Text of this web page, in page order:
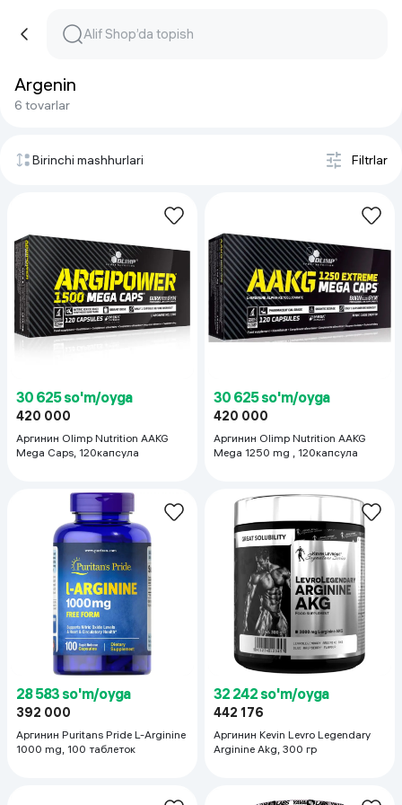
Argenin
6 tovarlar
Birinchi mashhurlari Filtrlar
30 625 so'm/oyga
420 000
Аргинин Olimp Nutrition AAKG
Mega Caps, 120капсула
30 625 so'm/oyga
420 000
Аргинин Olimp Nutrition AAKG
Mega 1250 mg , 120капсула
28 583 so'm/oyga
392 000
Аргинин Puritans Pride L-Arginine
1000 mg, 100 таблеток
32 242 so'm/oyga
442 176
Аргинин Kevin Levro Legendary
Arginine Akg, 300 гр